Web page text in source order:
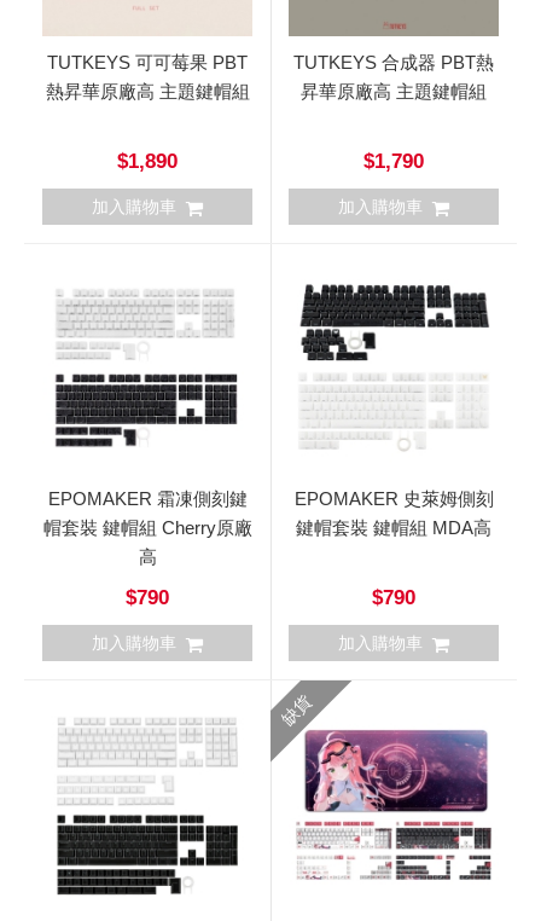
TUTKEYS 可可莓果 PBT
熱昇華原廠高 主題鍵帽組
$1,890
加入購物車
TUTKEYS 合成器 PBT熱
昇華原廠高 主題鍵帽組
$1,790
加入購物車
EPOMAKER 霜凍側刻鍵
帽套裝 鍵帽組 Cherry原廠
高
$790
加入購物車
EPOMAKER 史萊姆側刻
鍵帽套裝 鍵帽組 MDA高
$790
加入購物車
缺貨